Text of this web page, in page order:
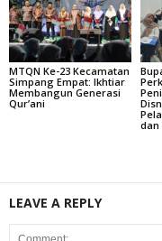
MTQN Ke-23 Kecamatan
Simpang Empat: Ikhtiar
Membangun Generasi
Qur’ani
dan
LEAVE A REPLY